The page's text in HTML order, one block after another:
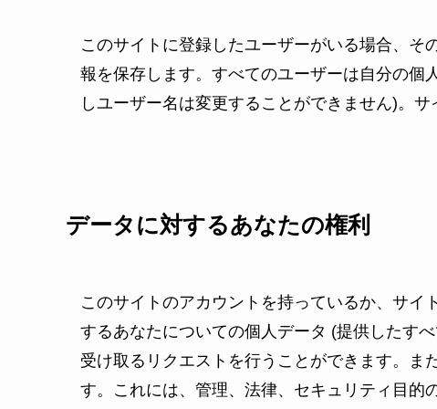
このサイトに登録したユーザーがいる場合、
報を保存します。すべてのユーザーは自分の個
しユーザー名は変更することができません)。
データに対するあなたの権利
このサイトのアカウントを持っているか、サ
するあなたについての個人データ (提供したす
受け取るリクエストを行うことができます。ま
す。これには、管理、法律、セキュリティ目的